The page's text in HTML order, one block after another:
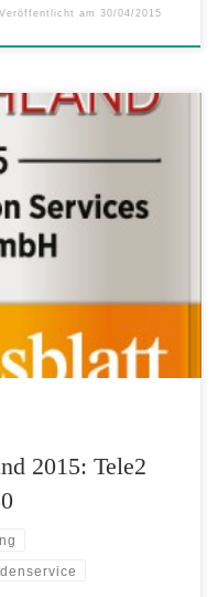
Veröffentlicht am30/04/2015
Tele2 zur Top 50 von
dem Handelsblatt und der
Auch in diesem Jahr
Dienstleister
2015: Tele2